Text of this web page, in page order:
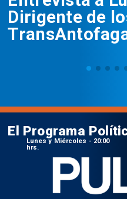
Dirigente de
El Programa
Lunes y Miércoles - 20:00
hrs.